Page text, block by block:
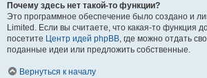
Почему здесь нет такой-то функции?
Это программное обеспечение было создано и
Limited. Если вы считаете, что какая-то функция
посетите Центр идей phpBB, где можно отдать
поданные идеи или предложить собственные.
Вернуться к началу